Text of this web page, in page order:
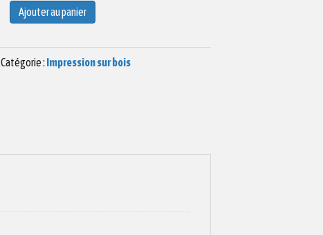
Ajouter au panier
Catégorie : Impression sur bois